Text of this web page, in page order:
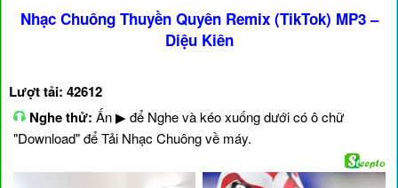
Nhạc Chuông Thuyền Quyên Remix (TikTok) MP3 –
Diệu Kiên
Lượt tải: 42612
Nghe thử: Ấn ▶ để Nghe và kéo xuống dưới có ô chữ
"Download" để Tải Nhạc Chuông về máy.